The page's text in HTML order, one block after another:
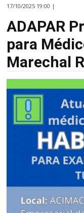
17/10/2025 19:00 |
ADAPAR
para
Marechal